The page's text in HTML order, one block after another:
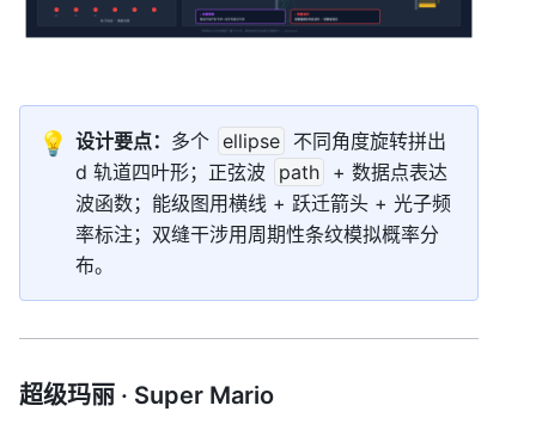
💡 设计要点： 多个 ellipse 不同角度旋转拼出
d 轨道四叶形；正弦波 path + 数据点表达
波函数；能级图用横线 + 跃迁箭头 + 光子频
率标注；双缝干涉用周期性条纹模拟概率分
布。
超级玛丽 · Super Mario